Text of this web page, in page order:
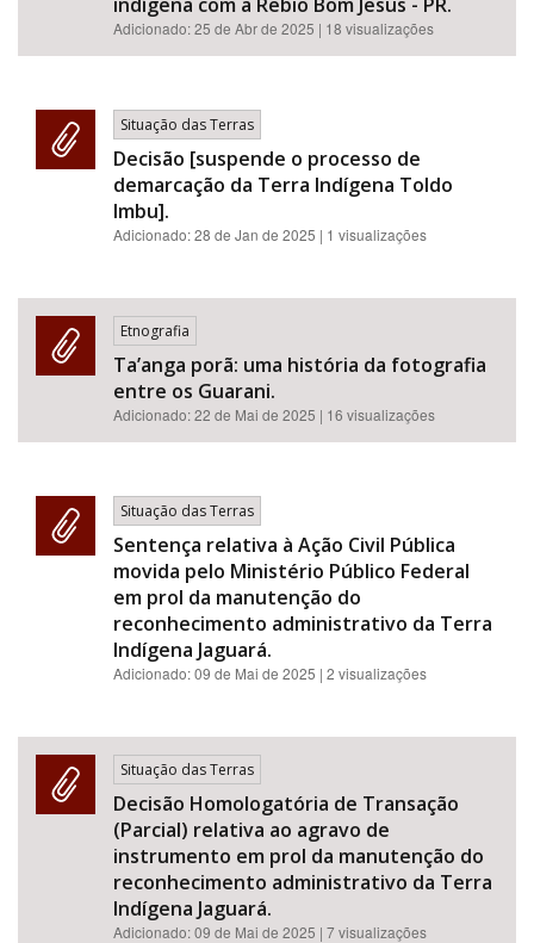
BUSCAR
Adicionado:25 de Abr de 2025 | 18 visualizações
Situação das Terras
Decisão [suspende o processo de
demarcação da Terra Indígena Toldo
Imbu].
Adicionado:28 de Jan de 2025 | 1 visualizações
Etnografia
Ta’anga porã: uma história da fotografia
entre os Guarani.
Adicionado:22 de Mai de 2025 | 16 visualizações
Situação das Terras
Sentença relativa à Ação Civil Pública
movida pelo Ministério Público Federal
em prol da manutenção do
reconhecimento administrativo da Terra
Indígena Jaguará.
Adicionado:09 de Mai de 2025 | 2 visualizações
Situação das Terras
Decisão Homologatória de Transação
(Parcial) relativa ao agravo de
instrumento em prol da manutenção do
reconhecimento administrativo da Terra
Indígena Jaguará.
Adicionado:09 de Mai de 2025 | 7 visualizações